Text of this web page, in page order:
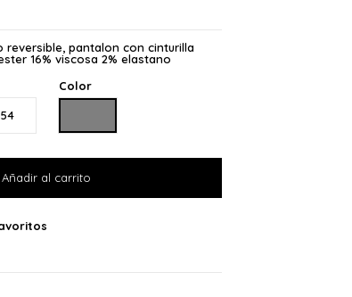
reversible, pantalon con cinturilla
16% viscosa 2% elastano
54
Color
Añadir al carrito